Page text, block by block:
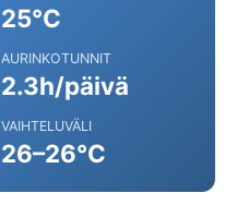
25°C
AURINKOTUNNIT
2.3h/päivä
VAIHTELUVÄLI
26–26°C